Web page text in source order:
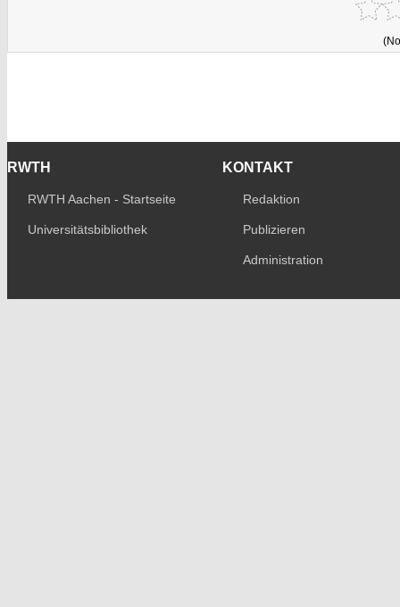
RWTH
RWTH Aachen - Startseite
Universitätsbibliothek
KONTAKT
Redaktion
Publizieren
Administration